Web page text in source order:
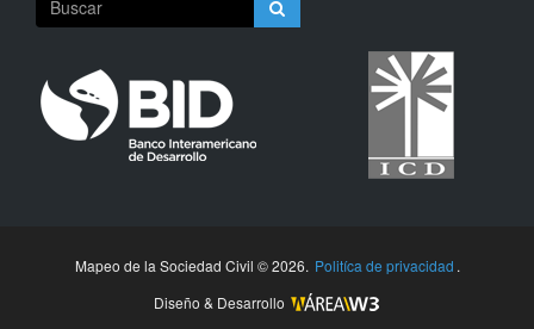
Mapeo de la Sociedad Civil © 2026. Politíca de privacidad .
Diseño & Desarrollo